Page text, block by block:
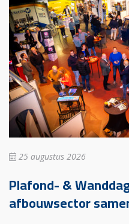
25 augustus 2026
Plafond- &
afbouwsector